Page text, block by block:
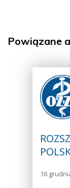
Powiązane
16